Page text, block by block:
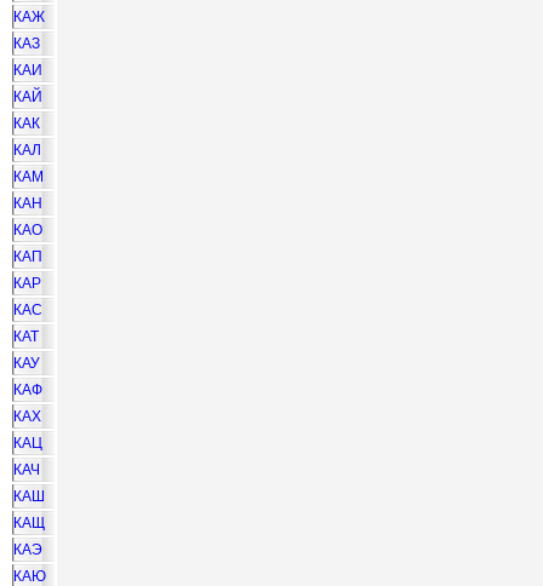
КАЖ
КАЗ
КАИ
КАЙ
КАК
КАЛ
КАМ
КАН
КАО
КАП
КАР
КАС
КАТ
КАУ
КАФ
КАХ
КАЦ
КАЧ
КАШ
КАЩ
КАЭ
КАЮ